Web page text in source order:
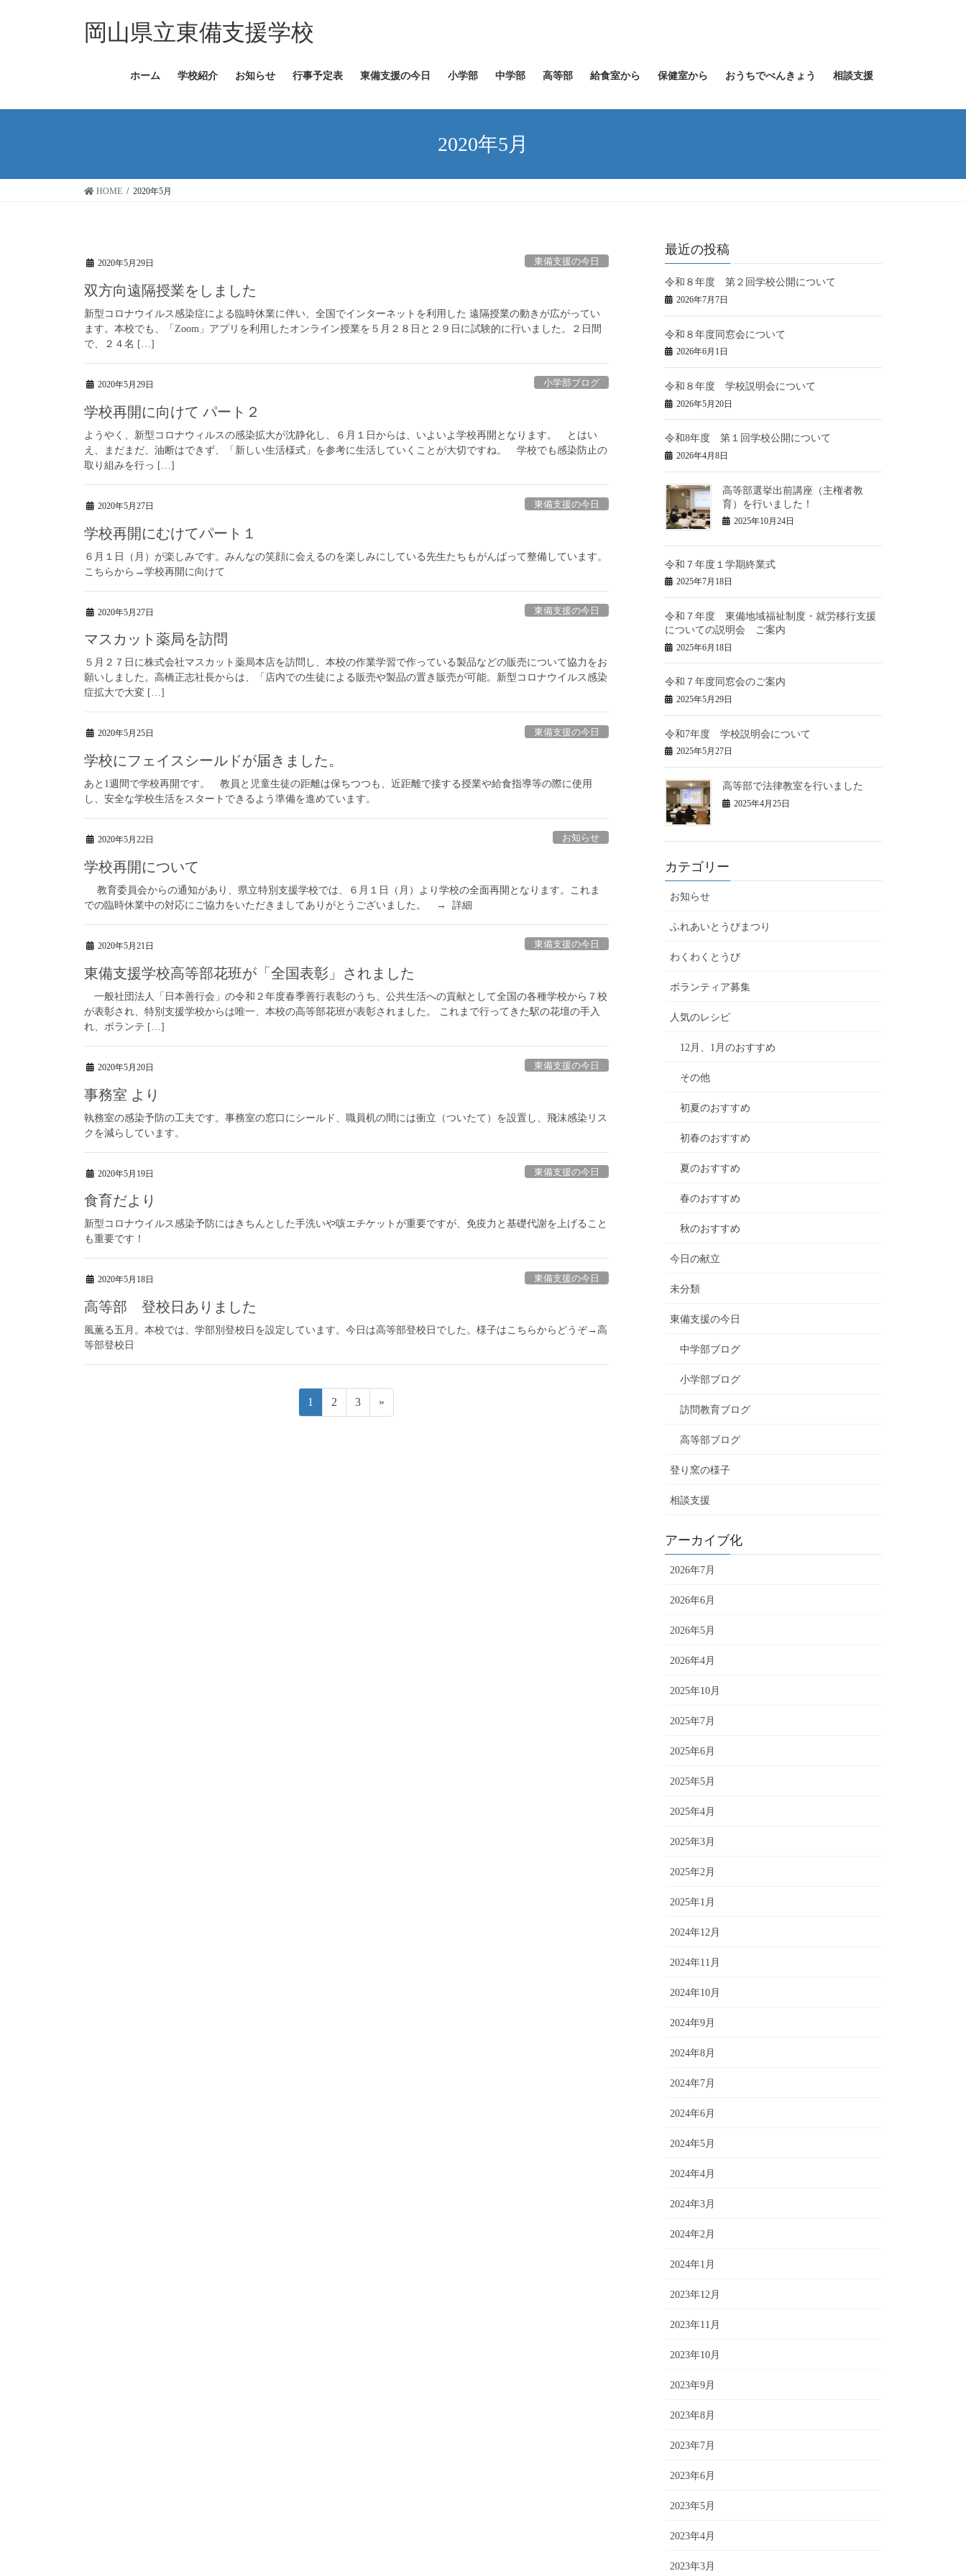
ス
ン
岡山県立東備支援学校
ホーム 学校紹介 お知らせ 行事予定表 東備支援の今日 小学部 中学部 高等部 給食室から 保健室から おうちでべんきょう 相談支援
2020年5月
HOME 2020年5月
2020年5月29日 東備支援の今日
双方向遠隔授業をしました
新型コロナウイルス感染症による臨時休業に伴い、全国でインターネットを利用した 遠隔授業の動きが広がってい
ます。本校でも、「Zoom」アプリを利用したオンライン授業を５月２８日と２９日に試験的に行いました。２日間
で、２４名 […]
2020年5月29日 小学部ブログ
学校再開に向けて パート２
ようやく、新型コロナウィルスの感染拡大が沈静化し、６月１日からは、いよいよ学校再開となります。 とはい
え、まだまだ、油断はできず、「新しい生活様式」を参考に生活していくことが大切ですね。 学校でも感染防止の
取り組みを行っ […]
2020年5月27日 東備支援の今日
学校再開にむけてパート１
６月１日（月）が楽しみです。みんなの笑顔に会えるのを楽しみにしている先生たちもがんばって整備しています。
こちらから→学校再開に向けて
2020年5月27日 東備支援の今日
マスカット薬局を訪問
５月２７日に株式会社マスカット薬局本店を訪問し、本校の作業学習で作っている製品などの販売について協力をお
願いしました。高橋正志社長からは、「店内での生徒による販売や製品の置き販売が可能。新型コロナウイルス感染
症拡大で大変 […]
2020年5月25日 東備支援の今日
学校にフェイスシールドが届きました。
あと1週間で学校再開です。 教員と児童生徒の距離は保ちつつも、近距離で接する授業や給食指導等の際に使用
し、安全な学校生活をスタートできるよう準備を進めています。
2020年5月22日 お知らせ
学校再開について
教育委員会からの通知があり、県立特別支援学校では、６月１日（月）より学校の全面再開となります。これま
での臨時休業中の対応にご協力をいただきましてありがとうございました。 → 詳細
2020年5月21日 東備支援の今日
東備支援学校高等部花班が「全国表彰」されました
一般社団法人「日本善行会」の令和２年度春季善行表彰のうち、公共生活への貢献として全国の各種学校から７校
が表彰され、特別支援学校からは唯一、本校の高等部花班が表彰されました。 これまで行ってきた駅の花壇の手入
れ、ボランテ […]
2020年5月20日 東備支援の今日
事務室 より
執務室の感染予防の工夫です。事務室の窓口にシールド、職員机の間には衝立（ついたて）を設置し、飛沫感染リス
クを減らしています。
2020年5月19日 東備支援の今日
食育だより
新型コロナウイルス感染予防にはきちんとした手洗いや咳エチケットが重要ですが、免疫力と基礎代謝を上げること
も重要です！
2020年5月18日 東備支援の今日
高等部 登校日ありました
風薫る五月。本校では、学部別登校日を設定しています。今日は高等部登校日でした。様子はこちらからどうぞ→高
等部登校日
固
定
1
固
定
2
固
定
3 »
最近の投稿
令和８年度 第２回学校公開について
2026年7月7日
令和８年度同窓会について
2026年6月1日
令和８年度 学校説明会について
2026年5月20日
令和8年度 第１回学校公開について
2026年4月8日
高等部選挙出前講座（主権者教
育）を行いました！
2025年10月24日
令和７年度１学期終業式
2025年7月18日
令和７年度 東備地域福祉制度・就労移行支援
についての説明会 ご案内
2025年6月18日
令和７年度同窓会のご案内
2025年5月29日
令和7年度 学校説明会について
2025年5月27日
高等部で法律教室を行いました
2025年4月25日
カテゴリー
お知らせ
ふれあいとうびまつり
わくわくとうび
ボランティア募集
人気のレシピ
12月、1月のおすすめ
その他
初夏のおすすめ
初春のおすすめ
夏のおすすめ
春のおすすめ
秋のおすすめ
今日の献立
未分類
東備支援の今日
中学部ブログ
小学部ブログ
訪問教育ブログ
高等部ブログ
登り窯の様子
相談支援
アーカイブ化
2026年7月
2026年6月
2026年5月
2026年4月
2025年10月
2025年7月
2025年6月
2025年5月
2025年4月
2025年3月
2025年2月
2025年1月
2024年12月
2024年11月
2024年10月
2024年9月
2024年8月
2024年7月
2024年6月
2024年5月
2024年4月
2024年3月
2024年2月
2024年1月
2023年12月
2023年11月
2023年10月
2023年9月
2023年8月
2023年7月
2023年6月
2023年5月
2023年4月
2023年3月